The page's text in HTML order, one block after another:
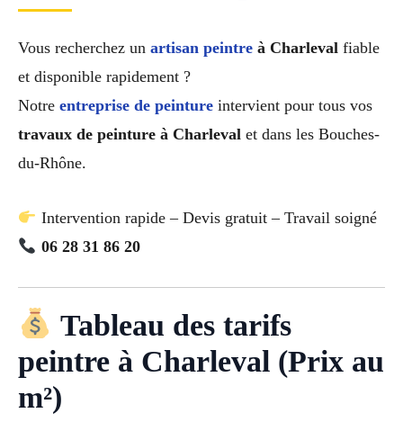
Vous recherchez un artisan peintre à Charleval fiable
et disponible rapidement ?
Notre entreprise de peinture intervient pour tous vos
travaux de peinture à Charleval et dans les Bouches-
du-Rhône.
Intervention rapide – Devis gratuit – Travail soigné
06 28 31 86 20
Tableau des tarifs
peintre à Charleval (Prix au
m²)